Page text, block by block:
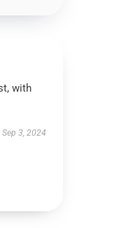
with
Sep 3, 2024